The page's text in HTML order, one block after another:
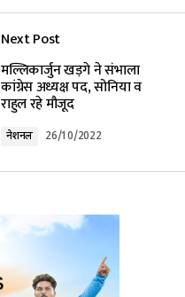
Next Post
मल्लिकार्जुन खड़गे ने संभाला
कांग्रेस अध्यक्ष पद, सोनिया व
राहुल रहे मौजूद
नेशनल 26/10/2022